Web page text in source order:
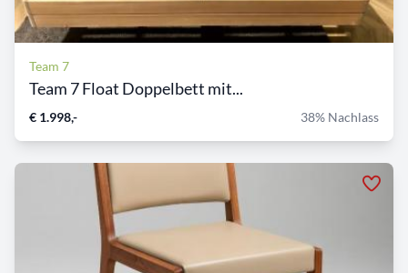
Team 7
Team 7 Float Doppelbett mit...
€ 1.998,- 38% Nachlass